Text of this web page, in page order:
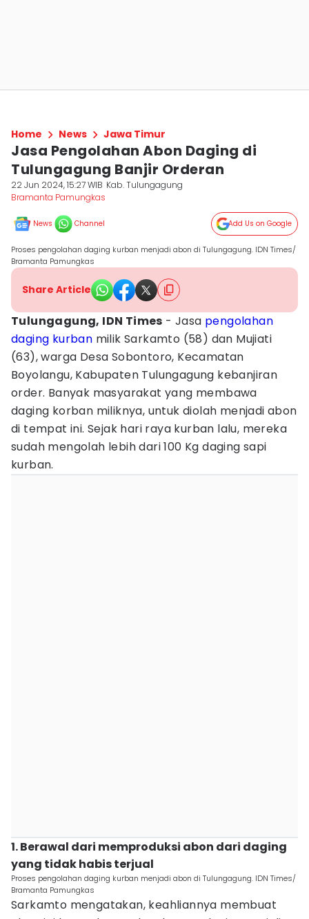
Home News Jawa Timur
Jasa Pengolahan Abon Daging di
Tulungagung Banjir Orderan
22 Jun 2024, 15:27 WIB Kab. Tulungagung
Bramanta Pamungkas
News Channel Add Us on Google
Proses pengolahan daging kurban menjadi abon di Tulungagung. IDN Times/
Bramanta Pamungkas
Share Article
Tulungagung, IDN Times - Jasa pengolahan
daging kurban milik Sarkamto (58) dan Mujiati
(63), warga Desa Sobontoro, Kecamatan
Boyolangu, Kabupaten Tulungagung kebanjiran
order. Banyak masyarakat yang membawa
daging korban miliknya, untuk diolah menjadi abon
di tempat ini. Sejak hari raya kurban lalu, mereka
sudah mengolah lebih dari 100 Kg daging sapi
kurban.
1. Berawal dari memproduksi abon dari daging
yang tidak habis terjual
Proses pengolahan daging kurban menjadi abon di Tulungagung. IDN Times/
Bramanta Pamungkas
Sarkamto mengatakan, keahliannya membuat